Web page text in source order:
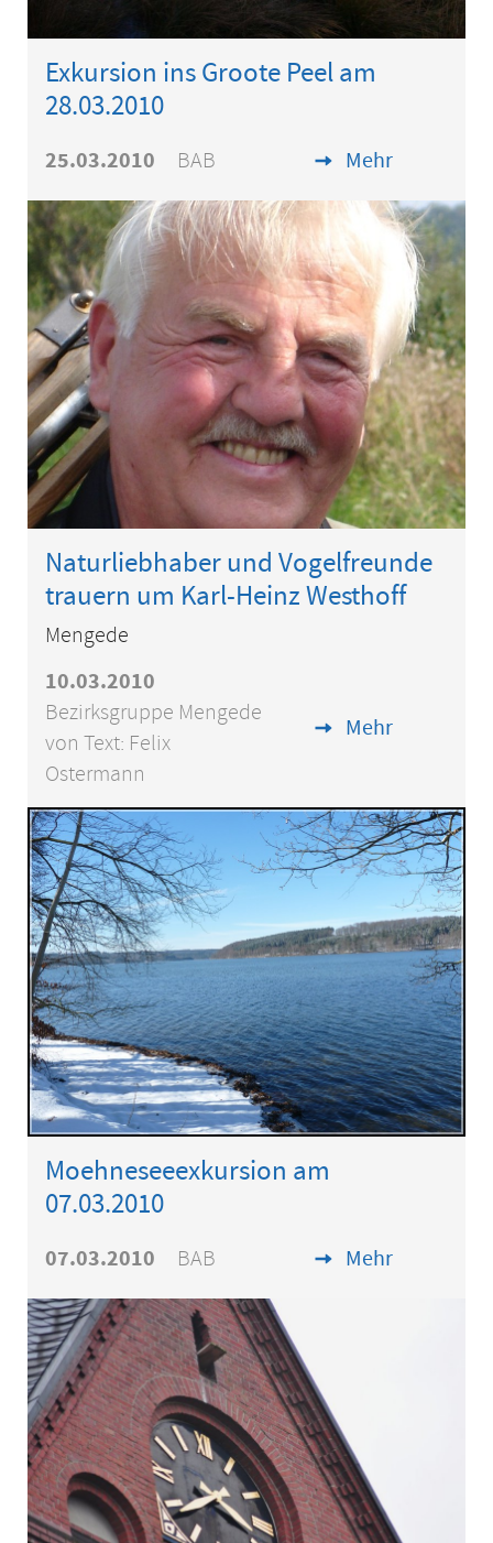
Exkursion ins Groote Peel am
28.03.2010
25.03.2010 BAB Mehr
Naturliebhaber und Vogelfreunde
trauern um Karl-Heinz Westhoff
Mengede
10.03.2010
Bezirksgruppe Mengede
von Text: Felix
Ostermann
Mehr
Moehneseeexkursion am
07.03.2010
07.03.2010 BAB Mehr